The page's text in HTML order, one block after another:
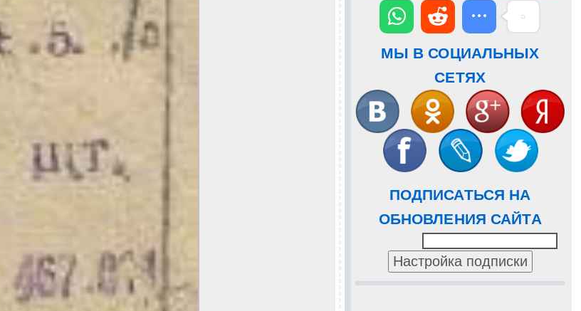
МЫ В СОЦИАЛЬНЫХ
СЕТЯХ
ПОДПИСАТЬСЯ НА
ОБНОВЛЕНИЯ САЙТА